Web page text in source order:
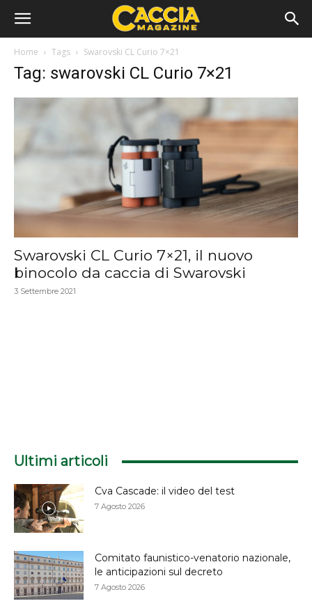
Home Tags Swarovski CL Curio 7×21
Tag: swarovski CL Curio 7×21
Swarovski CL Curio 7×21, il nuovo
binocolo da caccia di Swarovski
3 Settembre 2021
Ultimi articoli
Cva Cascade: il video del test
7 Agosto 2026
Comitato faunistico-venatorio nazionale,
le anticipazioni sul decreto
7 Agosto 2026